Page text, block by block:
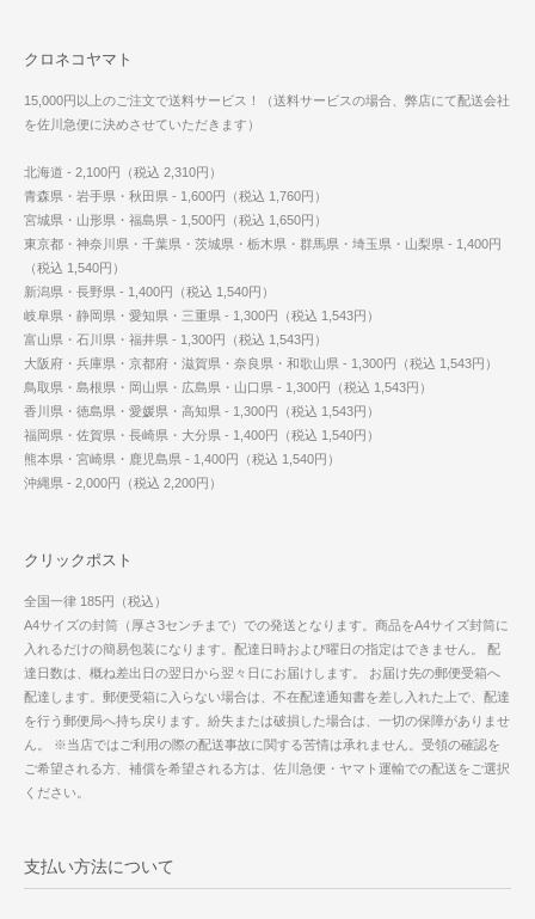
クロネコヤマト
15,000円以上のご注文で送料サービス！（送料サービスの場合、弊店にて配送会社
を佐川急便に決めさせていただきます）
北海道 - 2,100円（税込 2,310円）
青森県・岩手県・秋田県 - 1,600円（税込 1,760円）
宮城県・山形県・福島県 - 1,500円（税込 1,650円）
東京都・神奈川県・千葉県・茨城県・栃木県・群馬県・埼玉県・山梨県 - 1,400円
（税込 1,540円）
新潟県・長野県 - 1,400円（税込 1,540円）
岐阜県・静岡県・愛知県・三重県 - 1,300円（税込 1,543円）
富山県・石川県・福井県 - 1,300円（税込 1,543円）
大阪府・兵庫県・京都府・滋賀県・奈良県・和歌山県 - 1,300円（税込 1,543円）
鳥取県・島根県・岡山県・広島県・山口県 - 1,300円（税込 1,543円）
香川県・徳島県・愛媛県・高知県 - 1,300円（税込 1,543円）
福岡県・佐賀県・長崎県・大分県 - 1,400円（税込 1,540円）
熊本県・宮崎県・鹿児島県 - 1,400円（税込 1,540円）
沖縄県 - 2,000円（税込 2,200円）
クリックポスト
全国一律 185円（税込）
A4サイズの封筒（厚さ3センチまで）での発送となります。商品をA4サイズ封筒に
入れるだけの簡易包装になります。配達日時および曜日の指定はできません。 配
達日数は、概ね差出日の翌日から翌々日にお届けします。 お届け先の郵便受箱へ
配達します。郵便受箱に入らない場合は、不在配達通知書を差し入れた上で、配達
を行う郵便局へ持ち戻ります。紛失または破損した場合は、一切の保障がありませ
ん。 ※当店ではご利用の際の配送事故に関する苦情は承れません。受領の確認を
ご希望される方、補償を希望される方は、佐川急便・ヤマト運輸での配送をご選択
ください。
支払い方法について